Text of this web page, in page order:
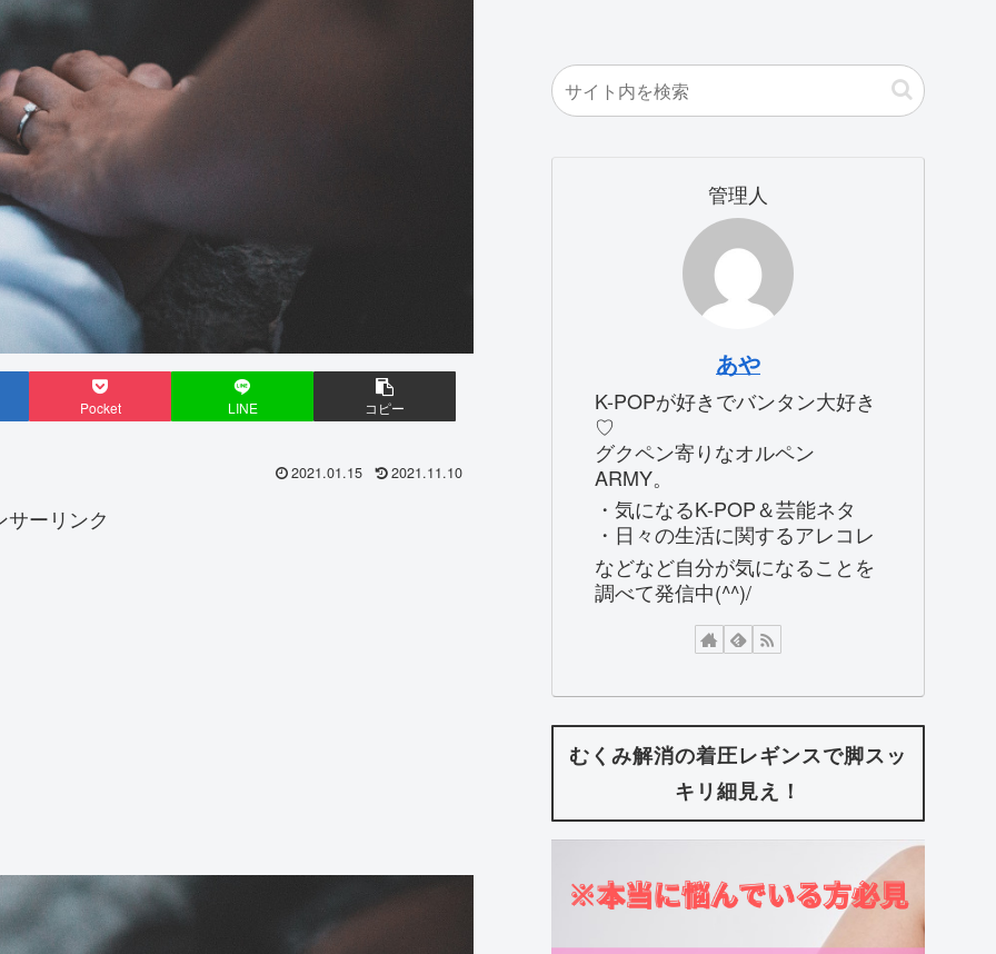
Pocket LINE コピー
2021.01.15 2021.11.10
サーリンク
管理人
あや
K-POPが好きでバンタン大好き
♡
グクペン寄りなオルペン
ARMY。
・気になるK-POP＆芸能ネタ
・日々の生活に関するアレコレ
などなど自分が気になることを
調べて発信中(^^)/
むくみ解消の着圧レギンスで脚スッ
キリ細見え！